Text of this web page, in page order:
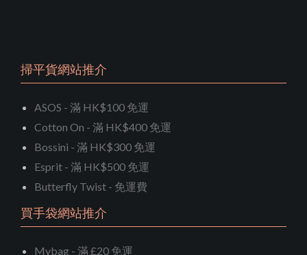
掃平貨網站推介
ASOS - 滿 HK$100 免運
Cotton On - 滿 HK$400 免運
Bossini - 滿 HK$300 免運
Esprit - 滿 HK$500 免運
Butterfly Twist - 免運費
買手袋網站推介
Mybag - 滿 £20 免運